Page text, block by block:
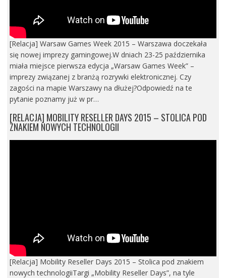
[Relacja] Warsaw Games Week 2015 – Warszawa doczekała
się nowej imprezy gamingowej.W dniach 23-25 października
miała miejsce pierwsza edycja „Warsaw Games Week” –
imprezy związanej z branżą rozrywki elektronicznej. Czy
zagości na mapie Warszawy na dłużej?Odpowiedź na te
pytanie poznamy już w pr…
[RELACJA] MOBILITY RESELLER DAYS 2015 – STOLICA POD
ZNAKIEM NOWYCH TECHNOLOGII
[Relacja] Mobility Reseller Days 2015 – Stolica pod znakiem
nowych technologiiTargi „Mobility Reseller Days”, na tyle